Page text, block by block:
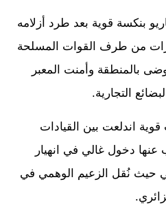
بنكسة قوية بعد طرد أزلامه
من طرف القوات المسلحة
بالمنطقة وأمنت المعبر
التجارية.
اندلعت بين القيادات
عنها دخول غالي في انهيار
حيث نُقل الزعيم الوهمي في